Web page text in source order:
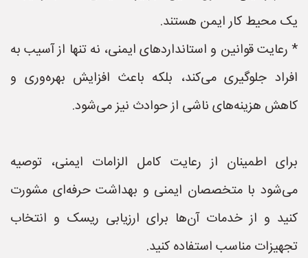
یک محیط کار ایمن هستند.
* رعایت قوانین و استانداردهای ایمنی، نه تنها از آسیب به
افراد جلوگیری می‌کند، بلکه باعث افزایش بهره‌وری و
کاهش هزینه‌های ناشی از حوادث نیز می‌شود.
برای اطمینان از رعایت کامل الزامات ایمنی، توصیه
می‌شود با متخصصان ایمنی و بهداشت حرفه‌ای مشورت
کنید و از خدمات آن‌ها برای ارزیابی ریسک و انتخاب
تجهیزات مناسب استفاده کنید.